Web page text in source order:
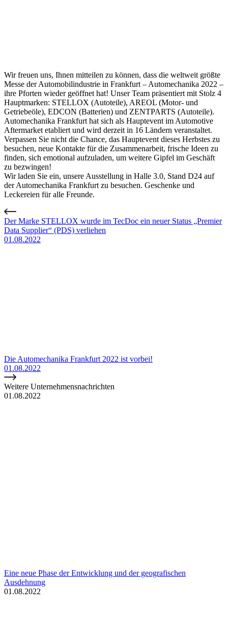
Wir freuen uns, Ihnen mitteilen zu können, dass die weltweit größte
Messe der Automobilindustrie in Frankfurt – Automechanika 2022 –
ihre Pforten wieder geöffnet hat! Unser Team präsentiert mit Stolz 4
Hauptmarken: STELLOX (Autoteile), AREOL (Motor- und
Getriebeöle), EDCON (Batterien) und ZENTPARTS (Autoteile).
Automechanika Frankfurt hat sich als Hauptevent im Automotive
Aftermarket etabliert und wird derzeit in 16 Ländern veranstaltet.
Verpassen Sie nicht die Chance, das Hauptevent dieses Herbstes zu
besuchen, neue Kontakte für die Zusammenarbeit, frische Ideen zu
finden, sich emotional aufzuladen, um weitere Gipfel im Geschäft
zu bezwingen!
Wir laden Sie ein, unsere Ausstellung in Halle 3.0, Stand D24 auf
der Automechanika Frankfurt zu besuchen. Geschenke und
Leckereien für alle Freunde.
Der Marke STELLOX wurde im TecDoc ein neuer Status „Premier
Data Supplier“ (PDS) verliehen
01.08.2022
Die Automechanika Frankfurt 2022 ist vorbei!
01.08.2022
Weitere Unternehmensnachrichten
01.08.2022
Eine neue Phase der Entwicklung und der geografischen
Ausdehnung
01.08.2022